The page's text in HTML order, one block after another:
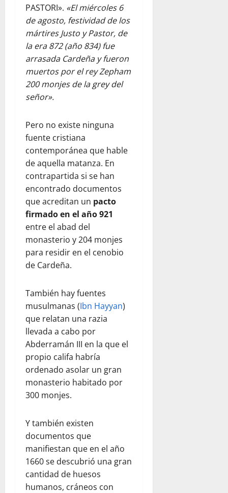
PASTORI». «El miércoles 6
de agosto, festividad de los
mártires Justo y Pastor, de
la era 872 (año 834) fue
arrasada Cardeña y fueron
muertos por el rey Zepham
200 monjes de la grey del
señor».
Pero no existe ninguna
fuente cristiana
contemporánea que hable
de aquella matanza. En
contrapartida si se han
encontrado documentos
que acreditan un pacto
firmado en el año 921
entre el abad del
monasterio y 204 monjes
para residir en el cenobio
de Cardeña.
También hay fuentes
musulmanas (Ibn Hayyan)
que relatan una razia
llevada a cabo por
Abderramán III en la que el
propio califa habría
ordenado asolar un gran
monasterio habitado por
300 monjes.
Y también existen
documentos que
manifiestan que en el año
1660 se descubrió una gran
cantidad de huesos
humanos, cráneos con